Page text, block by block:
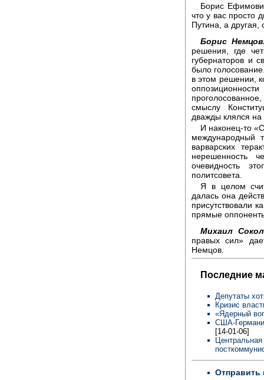
Борис
что у вас просто
Путина, а другая,
Борис
решения, где
губернаторов и
было
в этом решении,
смыслу
дважды клялся на
И наконец-то
международный
варварских
нерешенность
очевидность
политсовета.
Я в целом
далась она
присутствовали
прямые
Михаил
правых сил»
Немцов.
Последние
Депутаты
Кризис
«Ядерный
США-
[14-01-06]
Отправить